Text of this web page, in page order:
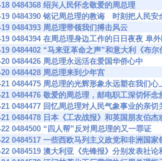
18 0484368 绍兴人民怀念敬爱的周总理
19 0484390 铭记周总理的教诲 时刻把人民安
19 0484393 周总理带领我们搏击风云
19 0484394 在周总理身边工作的日日夜夜 阜
19 0484402 “马来亚革命之声”和意大利《布
0484426 周总理永远活在爱国华侨心中
0484428 周总理来到少年宫
21 0484475 周总理的光辉形象永远塑在我们心
21 0484476 敬爱的周总理，邮电职工深切怀念
21 0484477 回忆周总理对人民气象事业的亲切
21 0484478 日本《工农战报》和英国朋友伯
22 0484500 “四人帮”反对周总理的又一罪证
22 0484517 一些西欧马列主义政党和非洲国
22 0484519 澳大利亚《先锋报》分别发表社